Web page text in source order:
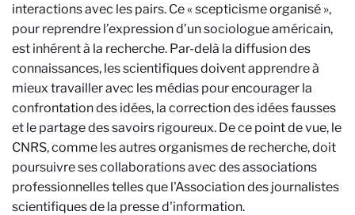
interactions avec les pairs. Ce « scepticisme organisé »,
pour reprendre l’expression d’un sociologue américain,
est inhérent à la recherche. Par-delà la diffusion des
connaissances, les scientifiques doivent apprendre à
mieux travailler avec les médias pour encourager la
confrontation des idées, la correction des idées fausses
et le partage des savoirs rigoureux. De ce point de vue, le
CNRS, comme les autres organismes de recherche, doit
poursuivre ses collaborations avec des associations
professionnelles telles que l'Association des journalistes
scientifiques de la presse d'information.